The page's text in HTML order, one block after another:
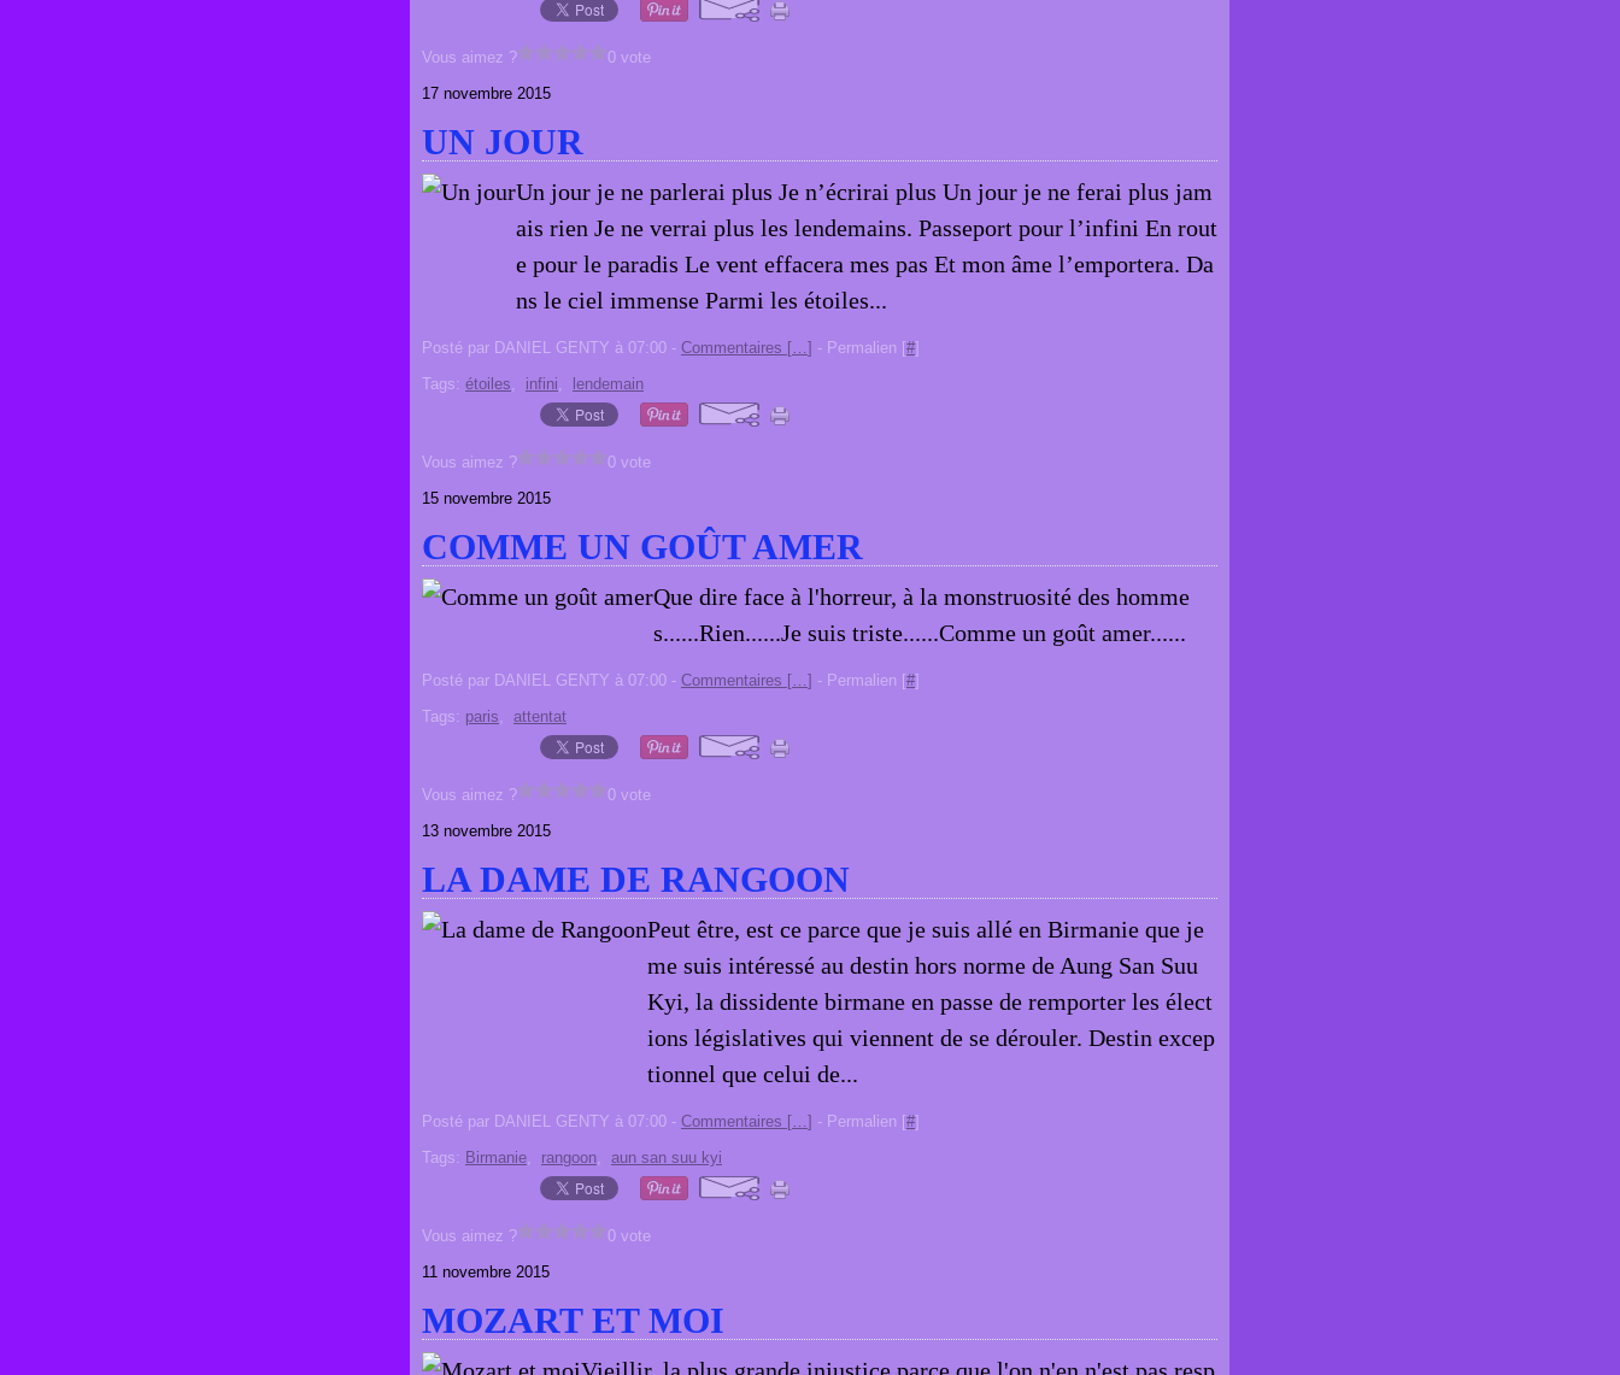
Vous aimez ?
0 vote
17 novembre 2015
UN JOUR
Un jour je ne parlerai plus Je n’écrirai plus Un jour je ne ferai plus jam
ais rien Je ne verrai plus les lendemains. Passeport pour l’infini En rout
e pour le paradis Le vent effacera mes pas Et mon âme l’emportera. Da
ns le ciel immense Parmi les étoiles...
Posté par DANIEL GENTY à 07:00 - Commentaires […] - Permalien [#]
Tags: étoiles, infini, lendemain
Vous aimez ?
0 vote
15 novembre 2015
COMME UN GOÛT AMER
Que dire face à l'horreur, à la monstruosité des homme
s......Rien......Je suis triste......Comme un goût amer......
Posté par DANIEL GENTY à 07:00 - Commentaires […] - Permalien [#]
Tags: paris, attentat
Vous aimez ?
0 vote
13 novembre 2015
LA DAME DE RANGOON
Peut être, est ce parce que je suis allé en Birmanie que je
me suis intéressé au destin hors norme de Aung San Suu
Kyi, la dissidente birmane en passe de remporter les élect
ions législatives qui viennent de se dérouler. Destin excep
tionnel que celui de...
Posté par DANIEL GENTY à 07:00 - Commentaires […] - Permalien [#]
Tags: Birmanie, rangoon, aun san suu kyi
Vous aimez ?
0 vote
11 novembre 2015
MOZART ET MOI